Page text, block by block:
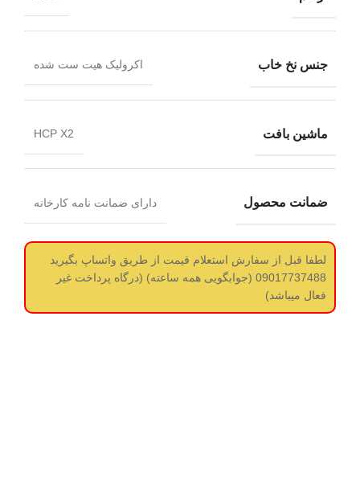
جنس نخ خاب اکرولیک هیت ست شده
ماشین بافت HCP X2
ضمانت محصول دارای ضمانت نامه کارخانه
لطفا قبل از سفارش استعلام قیمت از طریق واتساپ بگیرید
09017737488 (جوابگویی همه ساعته) (درگاه پرداخت غیر
فعال میباشد)